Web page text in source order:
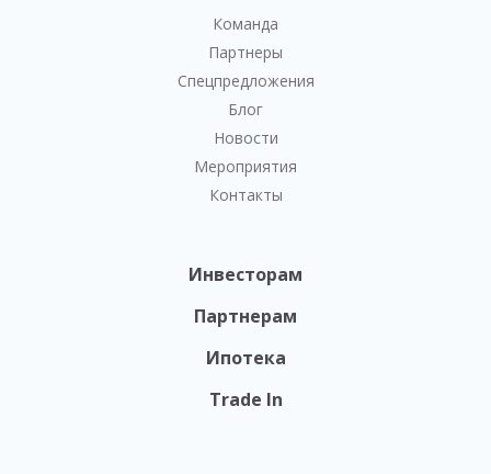
Команда
Партнеры
Спецпредложения
Блог
Новости
Мероприятия
Контакты
Инвесторам
Партнерам
Ипотека
Trade In